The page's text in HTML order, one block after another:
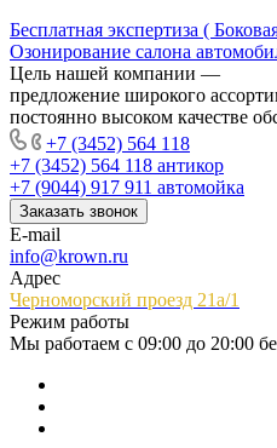
Бесплатная экспертиза (
Озонирование салона
Цель нашей компании —
предложение широкого
постоянно высоком качестве
+7 (3452) 564 118
+7 (3452) 564 118 антикор
+7 (9044) 917 911 автомойка
Заказать звонок
E-mail
info@krown.ru
Адрес
Черноморский проезд 21а/1
Режим работы
Мы работаем с 09:00 до 20:00